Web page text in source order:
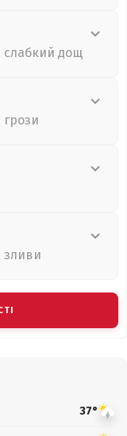
слабкий дощ
грози
зливи
37°